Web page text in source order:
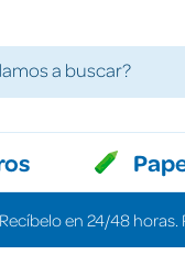
en 24/48 horas.